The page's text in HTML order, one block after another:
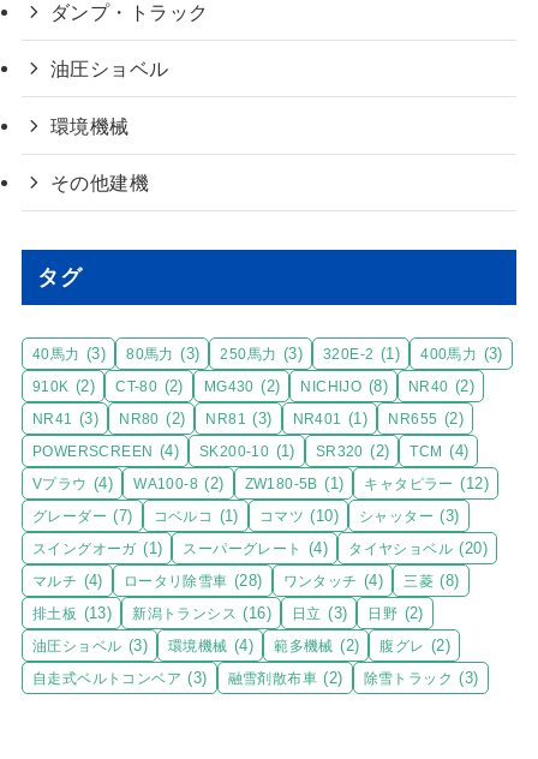
ダンプ・トラック
油圧ショベル
環境機械
その他建機
タグ
40馬力 (3) 80馬力 (3) 250馬力 (3) 320E-2 (1) 400馬力 (3)
910K (2) CT-80 (2) MG430 (2) NICHIJO (8) NR40 (2)
NR41 (3) NR80 (2) NR81 (3) NR401 (1) NR655 (2)
POWERSCREEN (4) SK200-10 (1) SR320 (2) TCM (4)
Vプラウ (4) WA100-8 (2) ZW180-5B (1) キャタピラー (12)
グレーダー (7) コベルコ (1) コマツ (10) シャッター (3)
スイングオーガ (1) スーパーグレート (4) タイヤショベル (20)
マルチ (4) ロータリ除雪車 (28) ワンタッチ (4) 三菱 (8)
排土板 (13) 新潟トランシス (16) 日立 (3) 日野 (2)
油圧ショベル (3) 環境機械 (4) 範多機械 (2) 腹グレ (2)
自走式ベルトコンベア (3) 融雪剤散布車 (2) 除雪トラック (3)